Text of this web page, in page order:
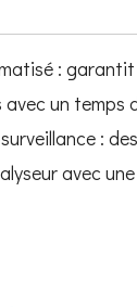
:
un temps
:
avec